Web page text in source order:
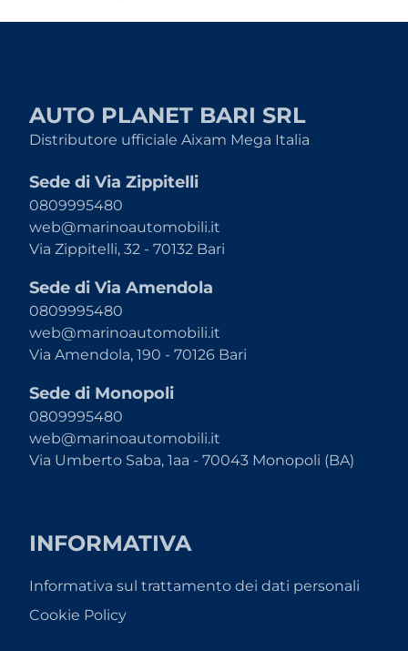
AUTO PLANET BARI SRL
Distributore ufficiale Aixam Mega Italia
Sede di Via Zippitelli
0809995480
web@marinoautomobili.it
Via Zippitelli, 32 - 70132 Bari
Sede di Via Amendola
0809995480
web@marinoautomobili.it
Via Amendola, 190 - 70126 Bari
Sede di Monopoli
0809995480
web@marinoautomobili.it
Via Umberto Saba, 1aa - 70043 Monopoli (BA)
INFORMATIVA
Informativa sul trattamento dei dati personali
Cookie Policy